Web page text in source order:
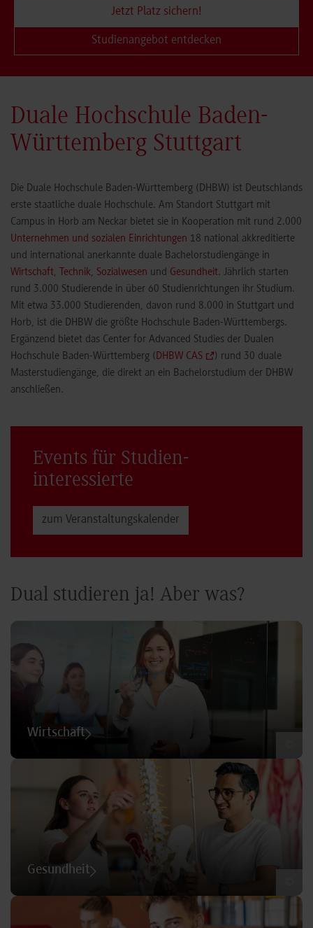
Jetzt Platz sichern!
Studienangebot entdecken
Duale Hochschule Baden-
Württemberg Stuttgart
Die Duale Hochschule Baden-Württemberg (DHBW) ist Deutschlands
erste staatliche duale Hochschule. Am Standort Stuttgart mit
Campus in Horb am Neckar bietet sie in Kooperation mit rund 2.000
Unternehmen und sozialen Einrichtungen 18 national akkreditierte
und international anerkannte duale Bachelorstudiengänge in
Wirtschaft, Technik, Sozialwesen und Gesundheit. Jährlich starten
rund 3.000 Studierende in über 60 Studienrichtungen ihr Studium.
Mit etwa 33.000 Studierenden, davon rund 8.000 in Stuttgart und
Horb, ist die DHBW die größte Hochschule Baden-Württembergs.
Ergänzend bietet das Center for Advanced Studies der Dualen
Hochschule Baden-Württemberg (DHBW CAS
) rund 30 duale
Masterstudiengänge, die direkt an ein Bachelorstudium der DHBW
anschließen.
Events für Studien­
interessierte
zum Veranstaltungs­kalender
Dual studieren ja! Aber was?
Wirtschaft
Gesundheit